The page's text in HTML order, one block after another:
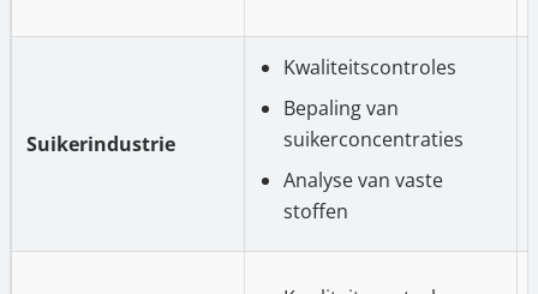
Suikerindustrie
Kwaliteitscontroles
Bepaling van
suikerconcentraties
Analyse van vaste
stoffen